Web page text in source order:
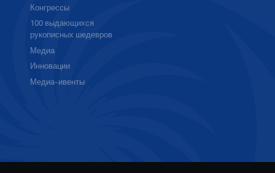
Конгрессы
100 выдающихся
рукописных шедевров
Медиа
Инновации
Медиа-ивенты